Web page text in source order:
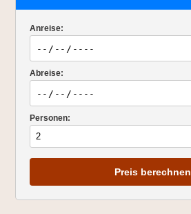
Anreise:
Abreise:
Personen:
Preis berechnen